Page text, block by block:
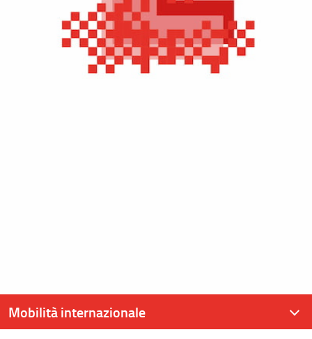
Mobilità internazionale